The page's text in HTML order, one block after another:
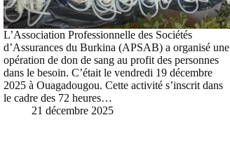
L’Association Professionnelle des Sociétés
d’Assurances du Burkina (APSAB) a organisé une
opération de don de sang au profit des personnes
dans le besoin. C’était le vendredi 19 décembre
2025 à Ouagadougou. Cette activité s’inscrit dans
le cadre des 72 heures…
21 décembre 2025